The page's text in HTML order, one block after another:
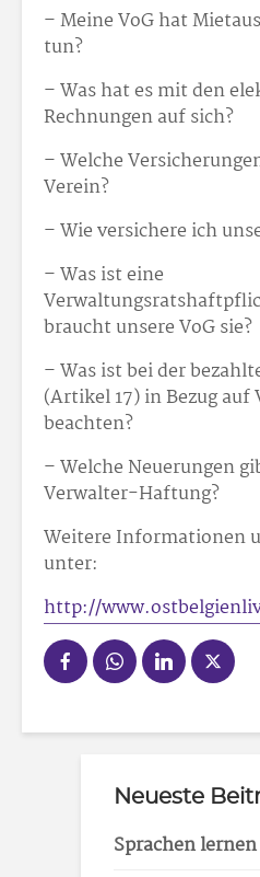
– Meine VoG hat
tun?
– Was hat es mit den
Rechnungen auf sich?
– Welche
Verein?
– Wie versichere ich
– Was ist eine
braucht unsere VoG sie?
– Was ist bei der
(Artikel 17) in Bezug auf
beachten?
– Welche Neuerungen
Verwalter-Haftung?
Weitere Informationen
unter:
http://
Neueste
Sprachen lernen